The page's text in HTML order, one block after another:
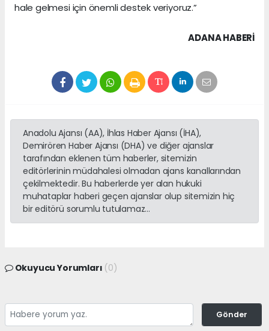
hale gelmesi için önemli destek veriyoruz.”
ADANA HABERİ
Anadolu Ajansı (AA), İhlas Haber Ajansı (İHA),
Demirören Haber Ajansı (DHA) ve diğer ajanslar
tarafından eklenen tüm haberler, sitemizin
editörlerinin müdahalesi olmadan ajans kanallarından
çekilmektedir. Bu haberlerde yer alan hukuki
muhataplar haberi geçen ajanslar olup sitemizin hiç
bir editörü sorumlu tutulamaz...
Okuyucu Yorumları (0)
Gönder